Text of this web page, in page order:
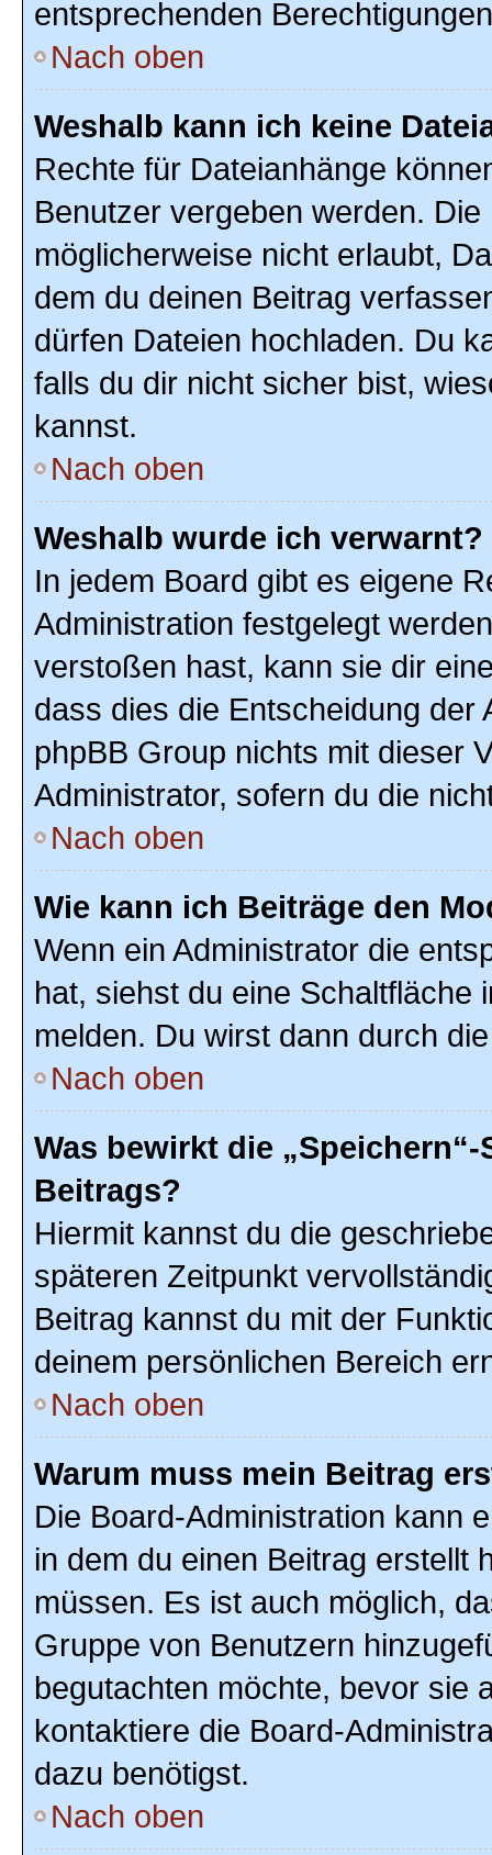
entsprechenden
Nach oben
Weshalb kann ich keine
Rechte für Dateianhänge
Benutzer vergeben werden.
möglicherweise nicht erlaubt,
dem du deinen Beitrag
dürfen Dateien hochladen. Du
falls du dir nicht sicher bist,
kannst.
Nach oben
Weshalb wurde ich verwarnt?
In jedem Board gibt es eigene
Administration festgelegt
verstoßen hast, kann sie dir
dass dies die Entscheidung der
phpBB Group nichts mit dieser
Administrator, sofern du die
Nach oben
Wie kann ich Beiträge den
Wenn ein Administrator die
hat, siehst du eine Schaltfläche
melden. Du wirst dann durch
Nach oben
Was bewirkt die
Beitrags?
Hiermit kannst du die
späteren Zeitpunkt
Beitrag kannst du mit der
deinem persönlichen Bereich
Nach oben
Warum muss mein Beitrag
Die Board-Administration kann
in dem du einen Beitrag erstellt
müssen. Es ist auch möglich,
Gruppe von Benutzern
begutachten möchte, bevor sie
kontaktiere die Board-
dazu benötigst.
Nach oben